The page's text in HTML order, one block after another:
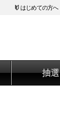
はじめての方へ
抽選